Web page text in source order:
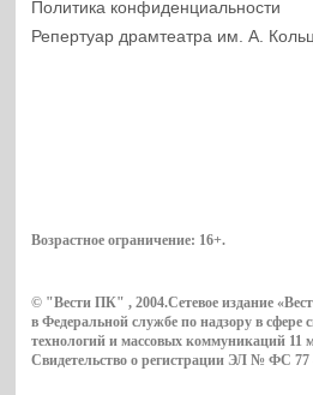
Политика конфиденциальности
Репертуар драмтеатра им. А.
Возрастное ограничение: 16+.
© "Вести ПК" , 2004.Сетевое издание
в Федеральной службе по надзору в
технологий и массовых коммуникаций 11
Свидетельство о регистрации ЭЛ № ФС 77